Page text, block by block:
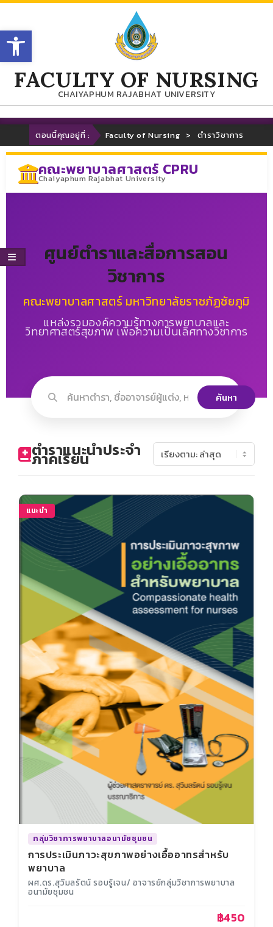
Open toolbar
FACULTY OF NURSING
CHAIYAPHUM RAJABHAT UNIVERSITY
ตอนนี้คุณอยู่ที่ : Faculty of Nursing > ตำราวิชาการ
คณะพยาบาลศาสตร์ CPRU
Chaiyaphum Rajabhat University
ศูนย์ตำราและสื่อการสอน
วิชาการ
คณะพยาบาลศาสตร์ มหาวิทยาลัยราชภัฏชัยภูมิ
แหล่งรวมองค์ความรู้ทางการพยาบาลและ
วิทยาศาสตร์สุขภาพ เพื่อความเป็นเลิศทางวิชาการ
ค้นหา
ตำราแนะนำประจำ
ภาคเรียน
แนะนำ
กลุ่มวิชาการพยาบาลอนามัยชุมชน
การประเมินภาวะสุขภาพอย่างเอื้ออาทรสำหรับ
พยาบาล
ผศ.ดร.สุวิมลรัตน์ รอบรู้เจน/ อาจารย์กลุ่มวิชาการพยาบาล
อนามัยชุมชน
฿450